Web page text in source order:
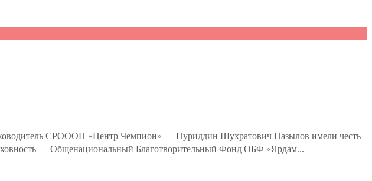
СРОООП «Центр Чемпион» — Нуриддин Шухратович Пазылов имели честь
— Общенациональный Благотворительный Фонд ОБФ «Ярдам...